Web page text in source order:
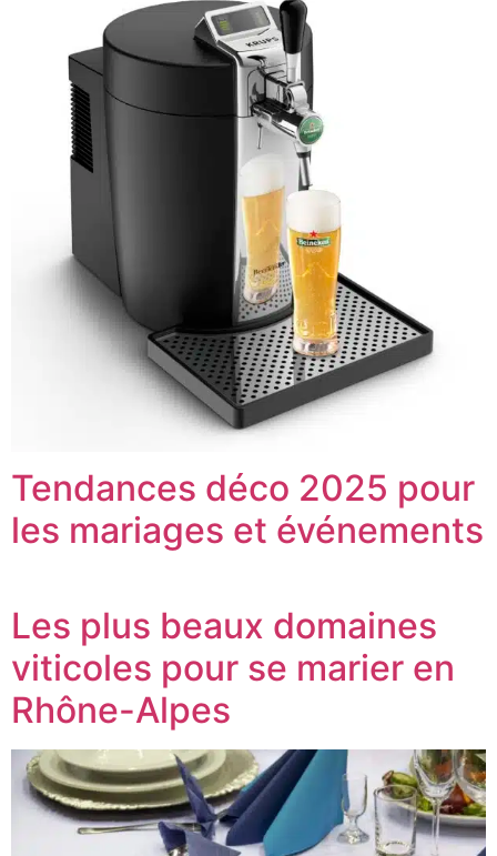
Tendances déco 2025 pour
les mariages et événements
Les plus beaux domaines
viticoles pour se marier en
Rhône-Alpes